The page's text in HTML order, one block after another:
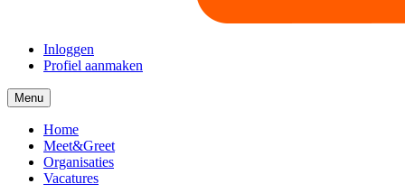
Inloggen
Profiel aanmaken
MenuMenu
collapsed
Home
Meet&Greet
Organisaties
Vacatures